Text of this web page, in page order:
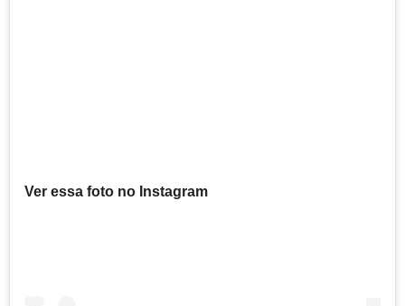
Ver essa foto no Instagram